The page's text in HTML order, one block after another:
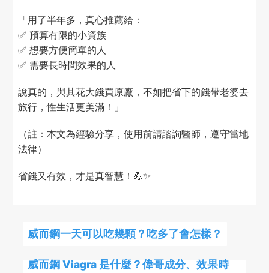
「用了半年多，真心推薦給：
✅ 預算有限的小資族
✅ 想要方便簡單的人
✅ 需要長時間效果的人
說真的，與其花大錢買原廠，不如把省下的錢帶老婆去
旅行，性生活更美滿！」
（註：本文為經驗分享，使用前請諮詢醫師，遵守當地
法律）
省錢又有效，才是真智慧！💪✨
威而鋼一天可以吃幾顆？吃多了會怎樣？
威而鋼 Viagra 是什麼？偉哥成分、效果時